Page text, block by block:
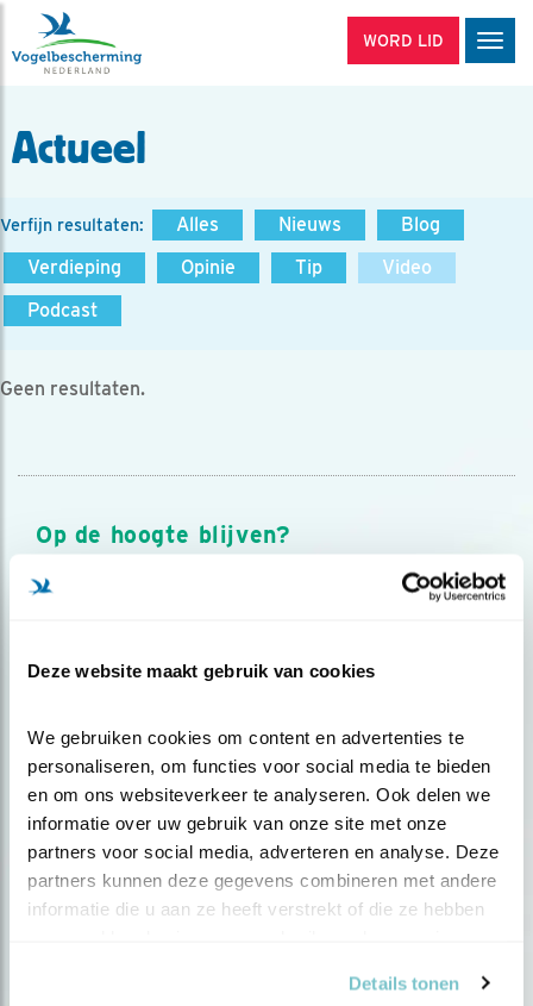
Deze website maakt gebruik van cookies
We gebruiken cookies om content en advertenties te
personaliseren, om functies voor social media te bieden
en om ons websiteverkeer te analyseren. Ook delen we
informatie over uw gebruik van onze site met onze
partners voor social media, adverteren en analyse. Deze
partners kunnen deze gegevens combineren met andere
informatie die u aan ze heeft verstrekt of die ze hebben
Details tonen
WORD LID
Actueel
Verfijn resultaten: Alles Nieuws
Blog
Verdieping
Opinie Tip
Video
Podcast
Geen resultaten.
Op de hoogte blijven?
Meld je aan en ontvang nieuws, inspiratie, acties en tips
over vogels en activiteiten van Vogelbescherming.